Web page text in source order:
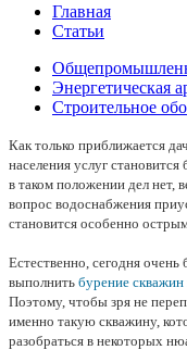
Главная
Статьи
Энергетическая
Строительное
Как только приближается
населения услуг
в таком положении дел нет,
вопрос водоснабжения
становится особенно
Естественно, сегодня
выполнить бурение
Поэтому, чтобы зря не
именно такую скважину,
разобраться в некоторых